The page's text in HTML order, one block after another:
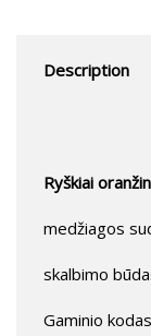
Description
Ryškiai
medžiagos
skalbimo
Gaminio